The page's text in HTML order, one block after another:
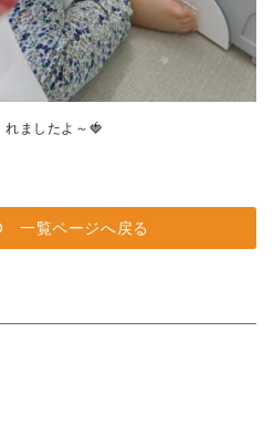
ましたよ～🍓
一覧ページへ戻る